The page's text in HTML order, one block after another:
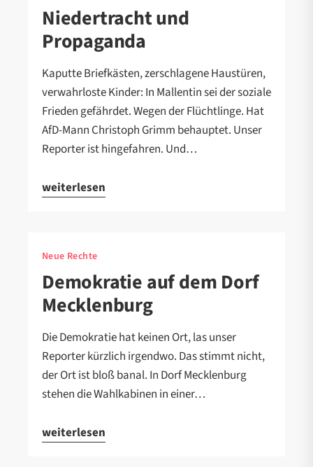
Niedertracht und
Propaganda
Kaputte Briefkästen, zerschlagene Haustüren,
verwahrloste Kinder: In Mallentin sei der soziale
Frieden gefährdet. Wegen der Flüchtlinge. Hat
AfD-Mann Christoph Grimm behauptet. Unser
Reporter ist hingefahren. Und…
weiterlesen
Neue Rechte
Demokratie auf dem Dorf
Mecklenburg
Die Demokratie hat keinen Ort, las unser
Reporter kürzlich irgendwo. Das stimmt nicht,
der Ort ist bloß banal. In Dorf Mecklenburg
stehen die Wahlkabinen in einer…
weiterlesen